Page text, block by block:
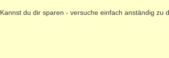
Kannst du dir sparen - versuche einfach anständig zu